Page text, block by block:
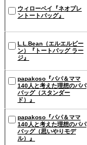
ウィローベイ『ネオプレ
ントートバッグ』
L.L.Bean（エルエルビー
ン）『トートバッグ ラー
ジ』
papakoso『パパ＆ママ
140人と考えた理想のパパ
バッグ（スタンダー
ド）』
papakoso『パパ＆ママ
140人と考えた理想のパパ
バッグ（思いやりモデ
ル）』